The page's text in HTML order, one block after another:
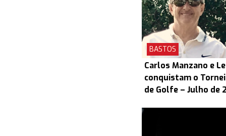
BASTOS
Carlos Manzano e
conquistam o
de Golfe – Julho de